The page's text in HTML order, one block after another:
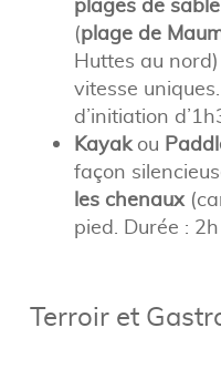
(plage de
Huttes au
vitesse
d’initiation
Kayakou
façon
les chenaux
pied. Durée :
Terroir et